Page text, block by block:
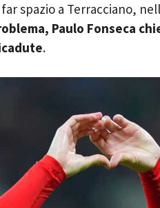
spazio a Terracciano,
Paulo Fonseca
.